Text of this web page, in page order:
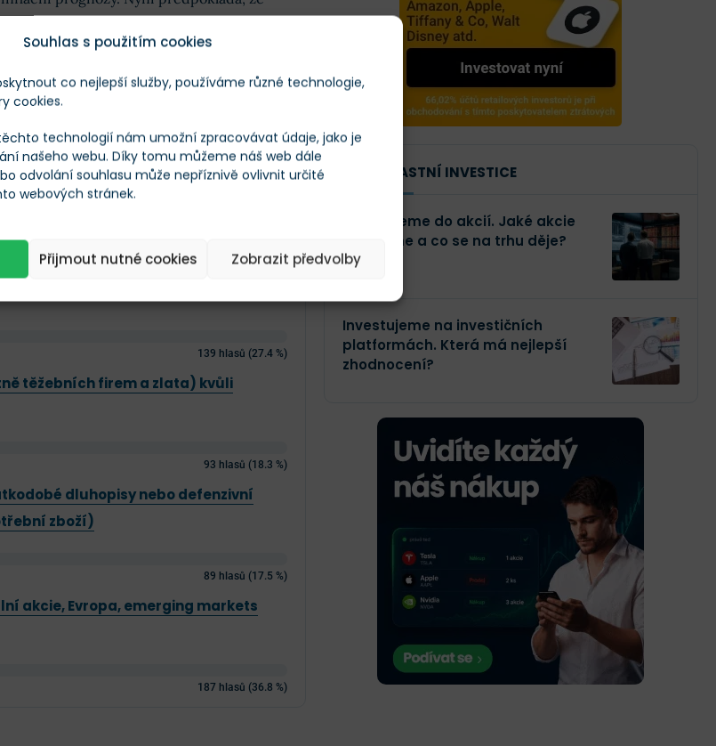
Souhlas s použitím cookies
co nejlepší služby, používáme různé technologie,
cookies.
technologií nám umožní zpracovávat údaje, jako je
našeho webu. Díky tomu můžeme náš web dále
odvolání souhlasu může nepříznivě ovlivnit určité
webových stránek.
Přijmout nutné cookies Zobrazit předvolby
k dvouprocentnímu cíli.
Již hlasovalo 508 čtenářů
pro své investice (kam
širší tech sektor, AI-related
139 hlasů (27.4 %)
těžebních firem a zlata) kvůli
93 hlasů (18.3 %)
dluhopisy nebo defenzivní
zboží)
89 hlasů (17.5 %)
akcie, Evropa, emerging markets
187 hlasů (36.8 %)
NAŠE VLASTNÍ INVESTICE
Investujeme do akcií. Jaké akcie
kupujeme a co se na trhu děje?
Investujeme na investičních
platformách. Která má nejlepší
zhodnocení?